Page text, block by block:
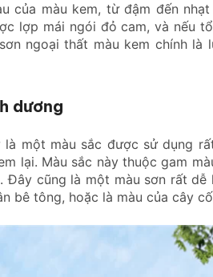
của màu kem, từ đậm đến
lợp mái ngói đỏ cam, và nếu
ngoại thất màu kem chính là
dương
một màu sắc được sử dụng
lại. Màu sắc này thuộc gam
cũng là một màu sơn rất dễ
bê tông, hoặc là màu của cây